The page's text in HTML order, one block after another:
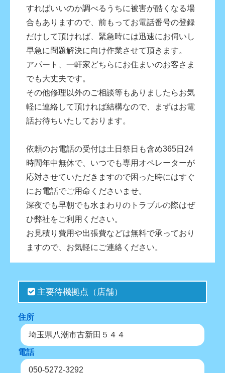
すればいいのか調べるうちに被害が酷くなる場
合もありますので、前もってお電話番号の登録
だけして頂ければ、緊急時には迅速にお伺いし
早急に問題解決に向け作業させて頂きます。
アパート、一軒家どちらにお住まいのお客さま
でも大丈夫です。
その他修理以外のご相談等もありましたらお気
軽に連絡して頂ければ結構なので、まずはお電
話お待ちいたしております。
依頼のお電話の受付は土日祭日も含め365日24
時間年中無休で、いつでも専用オペレーターが
応対させていただきますので困った時にはすぐ
にお電話でご用命くださいませ。
深夜でも早朝でも水まわりのトラブルの際はぜ
ひ弊社をご利用ください。
お見積り費用や出張費などは無料で承っており
ますので、お気軽にご連絡ください。
主要待機拠点（店舗）
住所
埼玉県八潮市古新田５４４
電話
050-5272-3292